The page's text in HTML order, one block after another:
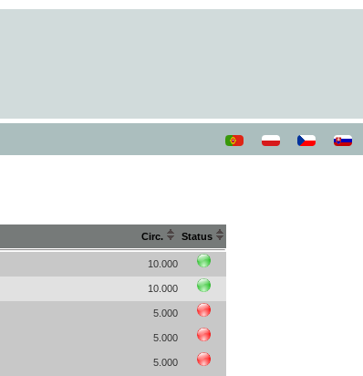
Circ. Status
10.000
10.000
5.000
5.000
5.000